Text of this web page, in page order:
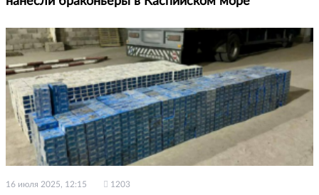
16 июля 2025, 12:15 1203